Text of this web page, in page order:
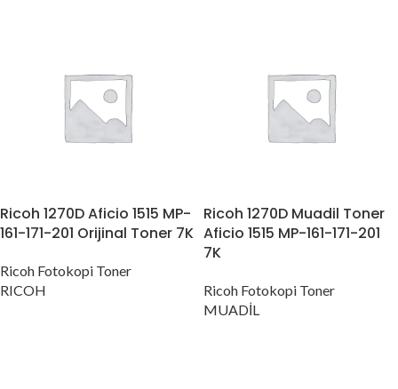
Ricoh 1270D Aficio 1515 MP-
161-171-201 Orijinal Toner 7K
Ricoh Fotokopi Toner
RICOH
Ricoh 1270D Muadil Toner
Aficio 1515 MP-161-171-201
7K
Ricoh Fotokopi Toner
MUADİL